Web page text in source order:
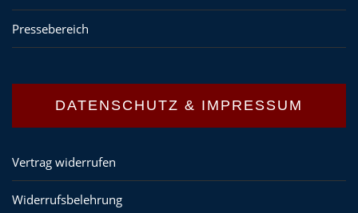
Pressebereich
DATENSCHUTZ & IMPRESSUM
Vertrag widerrufen
Widerrufsbelehrung